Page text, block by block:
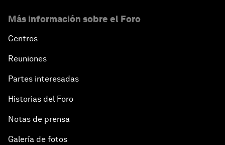
Más información sobre el Foro
Centros
Reuniones
Partes interesadas
Historias del Foro
Notas de prensa
Galería de fotos